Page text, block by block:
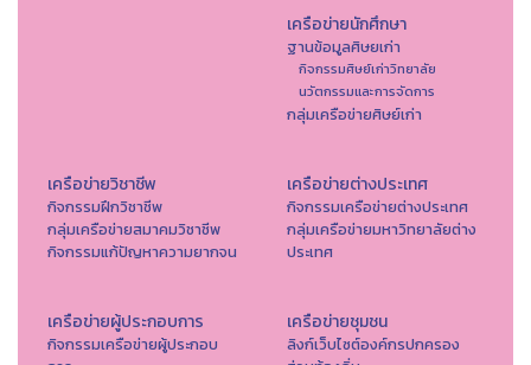
เครือข่ายนักศึกษา
ฐานข้อมูลศิษยเก่า
กิจกรรมศิษย์เก่าวิทยาลัย
นวัตกรรมและการจัดการ
กลุ่มเครือข่ายศิษย์เก่า
เครือข่ายวิชาชีพ
กิจกรรมฝึกวิชาชีพ
กลุ่มเครือข่ายสมาคมวิชาชีพ
กิจกรรมแก้ปัญหาความยากจน
เครือข่ายต่างประเทศ
กิจกรรมเครือข่ายต่างประเทศ
กลุ่มเครือข่ายมหาวิทยาลัยต่าง
ประเทศ
เครือข่ายผู้ประกอบการ
กิจกรรมเครือข่ายผู้ประกอบ
เครือข่ายชุมชน
ลิงก์เว็บไซต์องค์กรปกครอง